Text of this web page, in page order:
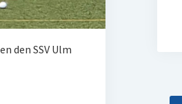
den SSV Ulm